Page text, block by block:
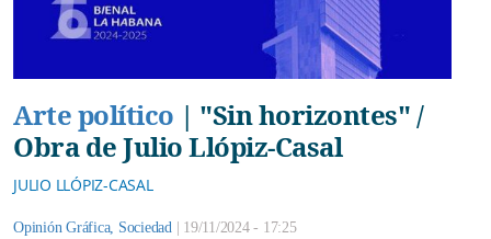
Arte político | "Sin horizontes" /
Obra de Julio Llópiz-Casal
JULIO LLÓPIZ-CASAL
Opinión Gráfica, Sociedad | 19/11/2024 - 17:25